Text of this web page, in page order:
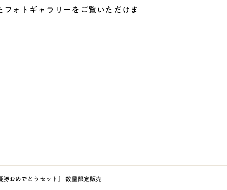
ォトギャラリーをご覧いただけま
おめでとうセット』 数量限定販売